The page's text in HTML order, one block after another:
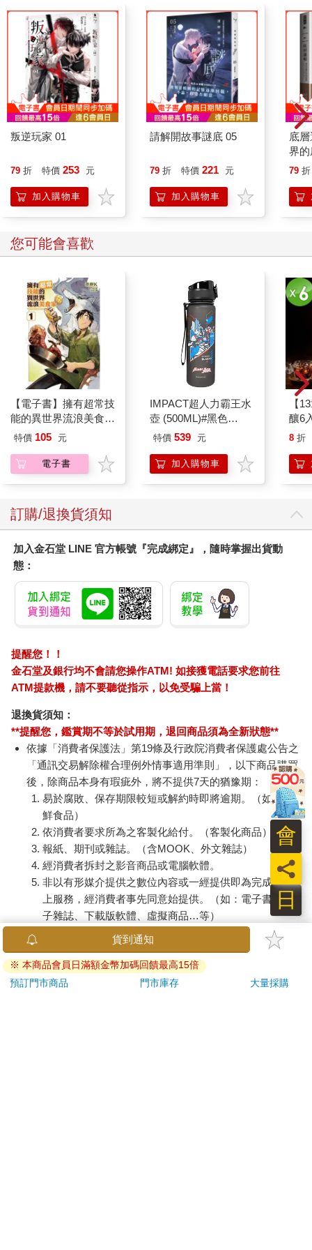
叛逆玩家 01
79 折 特價 253 元
加入購物車
請解開故事謎底 05
79 折 特價 221 元
加入購物車
底
界
79 折
您可能會喜歡
【電子書】擁有超常技
能的異世界流浪美食家
(1)
特價 105 元
電子書
IMPACT超人力霸王水
壺 (500ML)#黑色
IMUTB01BK
特價 539 元
加入購物車
【
釀6
8 折
訂購/退換貨須知
加入金石堂 LINE 官方帳號『完成綁定』，隨時掌握出貨動
態：
提醒您！！
金石堂及銀行均不會請您操作ATM! 如接獲電話要求您前往
ATM提款機，請不要聽從指示，以免受騙上當！
退換貨須知：
**提醒您，鑑賞期不等於試用期，退回商品須為全新狀態**
依據「消費者保護法」第19條及行政院消費者保護處公告之
「通訊交易解除權合理例外情事適用準則」，以下商品購買
後，除商品本身有瑕疵外，將不提供7天的猶豫期：
易於腐敗、保存期限較短或解約時即將逾期。（如：生
鮮食品）
依消費者要求所為之客製化給付。（客製化商品）
報紙、期刊或雜誌。（含MOOK、外文雜誌）
經消費者拆封之影音商品或電腦軟體。
非以有形媒介提供之數位內容或一經提供即為完成之線
上服務，經消費者事先同意始提供。（如：電子書、電
子雜誌、下載版軟體、虛擬商品…等）
已拆封之個人衛生用品。（如：內衣褲、刮鬍刀、除毛
若非上列種類商品，均享有到貨7天的猶豫期（含例假
日）。
貨到通知
※ 本商品會員日滿額金幣加碼回饋最高15倍
預訂門市商品
門市庫存 大量採購
日
員
會